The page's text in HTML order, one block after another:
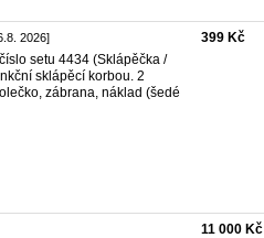
2026]
setu 4434 (Sklápěčka /
sklápěcí korbou. 2
zábrana, náklad (šedé
399 Kč
11 000 Kč